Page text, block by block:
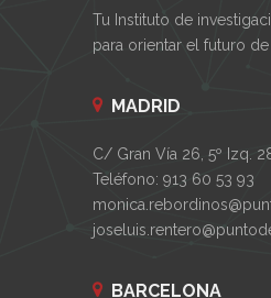
Tu Instituto de
para orientar el futuro de
MADRID
C/ Gran Vía 26, 5º Izq.
Teléfono: 913 60 53 93
BARCELONA